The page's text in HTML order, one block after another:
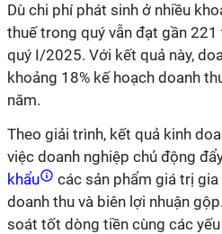
Dù chi phí phát sinh ở nhiều
thuế trong quý vẫn đạt gần
quý I/2025. Với kết quả này,
khoảng 18% kế hoạch doanh
năm.
Theo giải trình, kết quả kinh
việc doanh nghiệp chủ động
khẩu
các sản phẩm giá trị
doanh thu và biên lợi nhuận
soát tốt dòng tiền cùng các